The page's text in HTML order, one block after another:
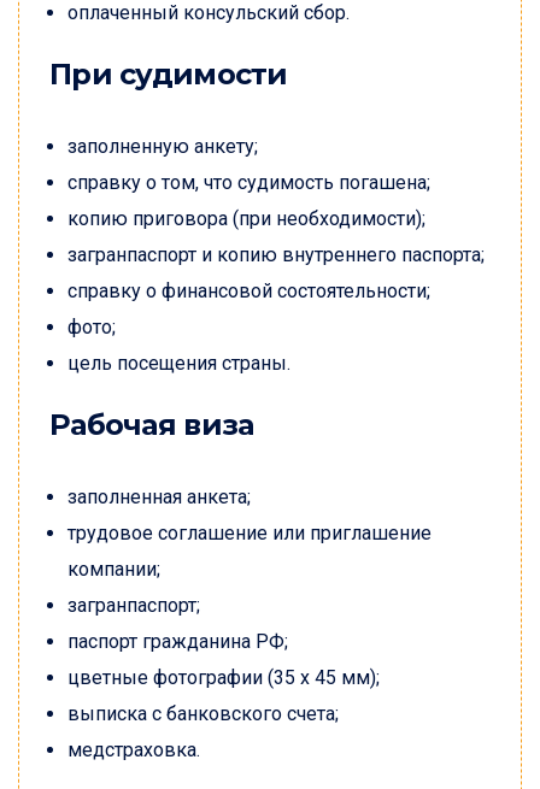
оплаченный консульский сбор.
При судимости
заполненную анкету;
справку о том, что судимость погашена;
копию приговора (при необходимости);
загранпаспорт и копию внутреннего паспорта;
справку о финансовой состоятельности;
фото;
цель посещения страны.
Рабочая виза
заполненная анкета;
трудовое соглашение или приглашение
компании;
загранпаспорт;
паспорт гражданина РФ;
цветные фотографии (35 x 45 мм);
выписка с банковского счета;
медстраховка.